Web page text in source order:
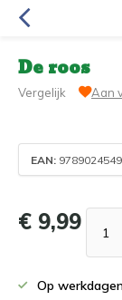
De roos
Vergelijk Aan
EAN:
€ 9,99
Op